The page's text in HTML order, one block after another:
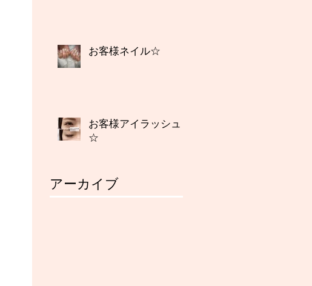
お客様ネイル☆
お客様アイラッシュ
☆
アーカイブ